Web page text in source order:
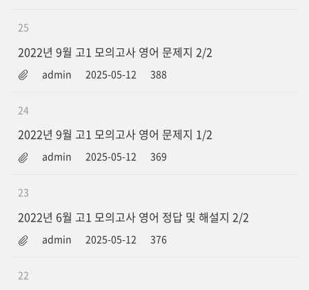
25
2022년 9월 고1 모의고사 영어 문제지 2/2
admin 2025-05-12 388
24
2022년 9월 고1 모의고사 영어 문제지 1/2
admin 2025-05-12 369
23
2022년 6월 고1 모의고사 영어 정답 및 해설지 2/2
admin 2025-05-12 376
22